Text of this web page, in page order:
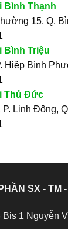
Bình Thạnh
15, Q.
Bình Triệu
Hiệp Bình
Thủ Đức
P. Linh Đông,
SX - TM
Bis 1 Nguyễn